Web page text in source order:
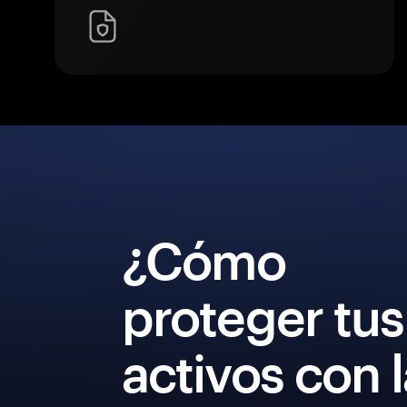
¿Cómo
proteger tus
activos con